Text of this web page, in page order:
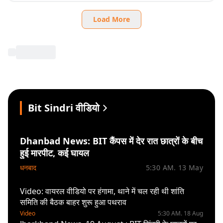
Load More
Bit Sindri वीडियो
Dhanbad News: BIT कैंपस में देर रात छात्रों के बीच
हुई मारपीट, कई घायल
धनबाद 5:30 AM. 13 May
Video: वायरल वीडियो पर हंगामा, थाने में चल रही थी शांति
समिति की बैठक बाहर शुरू हुआ पथराव
Video 5:30 AM. 18 Aug